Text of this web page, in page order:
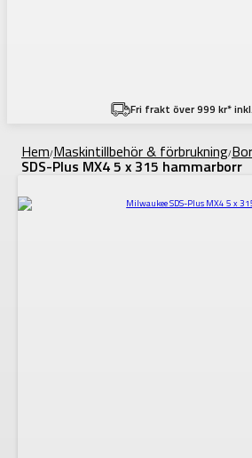
Fri frakt över 999 kr*
Hem/Maskintillbehör & förbrukning/
SDS-Plus MX4 5 x 315 hammarborr